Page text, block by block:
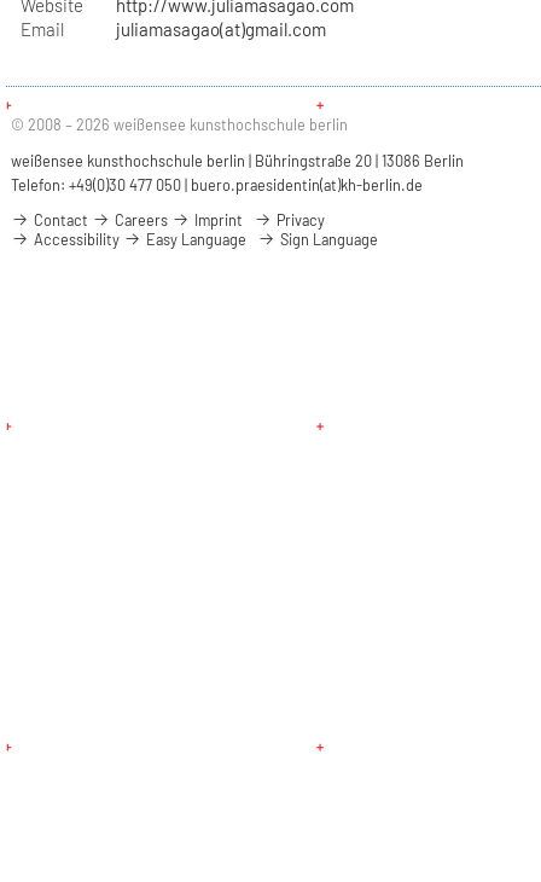
Website
http://www.juliamasagao.com
Email
juliamasagao(at)gmail.com
© 2008 – 2026 weißensee kunsthochschule berlin
weißensee kunsthochschule berlin | Bühringstraße 20 | 13086 Berlin
Telefon: +49(0)30 477 050 | buero.praesidentin(at)kh-berlin.de
Contact
Careers Imprint
Privacy
Accessibility
Easy Language Sign Language